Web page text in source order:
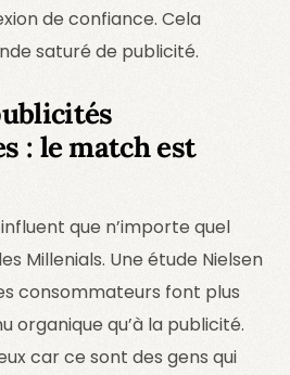
de confiance. Cela
saturé de publicité.
: le match est
influent que n’importe quel
Millenials. Une étude Nielsen
consommateurs font plus
organique qu’à la publicité.
car ce sont des gens qui